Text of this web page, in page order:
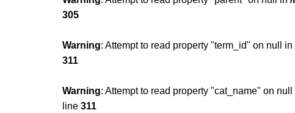
305
Warning: Attempt to read property "term_id" on null in
311
Warning: Attempt to read property "cat_name" on null
line 311